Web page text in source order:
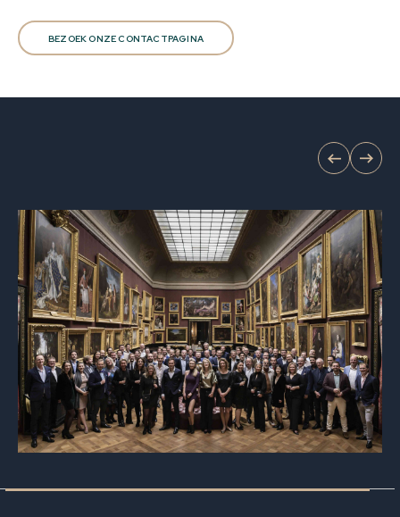
BEZOEK ONZE CONTACTPAGINA